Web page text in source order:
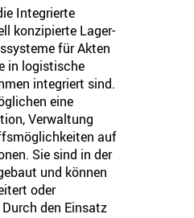
Integrierte
konzipierte Lager-
für Akten
in logistische
integriert sind.
eine
Verwaltung
auf
Sie sind in der
und können
oder
den Einsatz